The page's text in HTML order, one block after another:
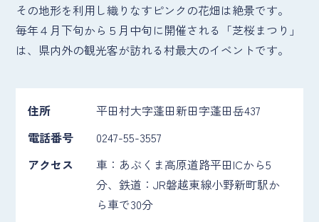
その地形を利用し織りなすピンクの花畑は絶景です。
毎年４月下旬から５月中旬に開催される「芝桜まつり」
は、県内外の観光客が訪れる村最大のイベントです。
住所
平田村大字蓬田新田字蓬田岳437
電話番号
0247-55-3557
アクセス
車：あぶくま高原道路平田ICから5
分、鉄道：JR磐越東線小野新町駅か
ら車で30分